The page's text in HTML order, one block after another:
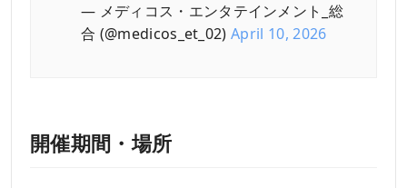
— メディコス・エンタテインメント_総
合 (@medicos_et_02)April 10, 2026
開催期間・場所